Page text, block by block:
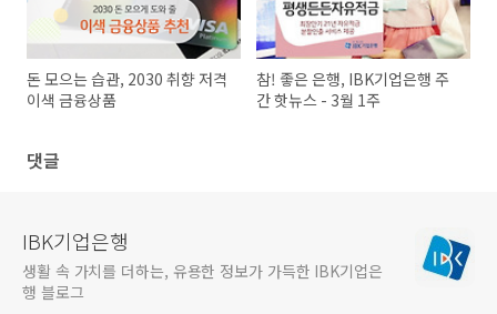
돈 모으는 습관, 2030 취향 저격
이색 금융상품
참! 좋은 은행, IBK기업은행 주
간 핫뉴스 - 3월 1주
댓글
IBK기업은행
생활 속 가치를 더하는, 유용한 정보가 가득한 IBK기업은
행 블로그